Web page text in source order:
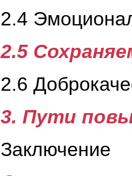
2.4
2.5
2.6
3. Пути
Заключение